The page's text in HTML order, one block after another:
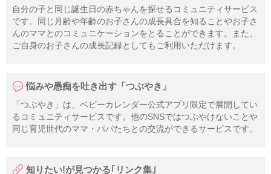
自分の子と同じ誕生日の赤ちゃんを探せるコミュニティサービス
です。同じ月齢や年齢のお子さんの成長具合を知ることやお子さ
んのママとのコミュニケーションをとることができます。また、
ご自身のお子さんの成長記録としてもご利用いただけます。
悩みや愚痴を吐き出す「つぶやき」
「つぶやき」は、ベビーカレンダー公式アプリ限定で展開してい
るコミュニティサービスです。他のSNSではつぶやけないことや
同じ育児世代のママ・パパたちとの交流ができるサービスです。
知りたい!が見つかる｢リンク集｣